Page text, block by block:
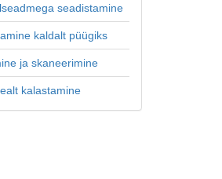
seadistamine
kaldalt püügiks
ja skaneerimine
kalastamine